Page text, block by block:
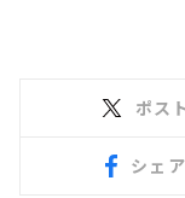
ポスト
シェア